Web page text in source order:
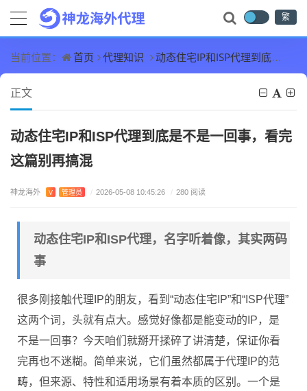
繁
当前位置： 首页 代理知识 动态住宅IP和ISP代理到底是不是一回事，看完这篇别再搞混
正文
动态住宅IP和ISP代理到底是不是一回事，看完
这篇别再搞混
神龙海外 V 管理员 / 2026-05-08 10:45:26 / 280 阅读
动态住宅IP和ISP代理，名字听着像，其实两码
事
很多刚接触代理IP的朋友，看到“动态住宅IP”和“ISP代理”
这两个词，头就有点大。感觉好像都是能变动的IP，是
不是一回事？今天咱们就掰开揉碎了讲清楚，保证你看
完再也不迷糊。简单来说，它们虽然都属于代理IP的范
畴，但来源、特性和适用场景有着本质的区别。一个是